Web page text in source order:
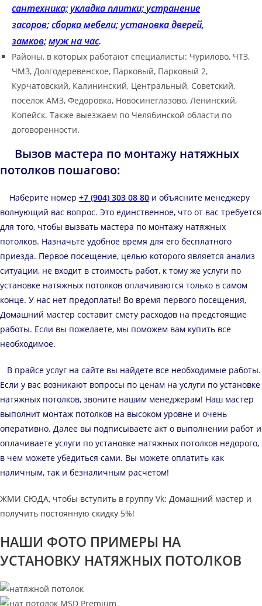
сантехника;укладка плитки;устранение
засоров;сборка мебели;установка дверей,
замков;муж на час.
Районы, в которых работают специалисты: Чурилово, ЧТЗ,
ЧМЗ, Долгодеревенское, Парковый, Парковый 2,
Курчатовский, Калининский, Центральный, Советский,
поселок АМЗ, Федоровка, Новосинеглазово, Ленинский,
Копейск. Также выезжаем по Челябинской области по
договоренности.
Вызов мастера по монтажу натяжных
потолков пошагово:
Наберите номер +7 (904) 303 08 80 и объясните менеджеру
волнующий вас вопрос. Это единственное, что от вас требуется
для того, чтобы вызвать мастера по монтажу натяжных
потолков. Назначьте удобное время для его бесплатного
приезда. Первое посещение, целью которого является анализ
ситуации, не входит в стоимость работ, к тому же услуги по
установке натяжных потолков оплачиваются только в самом
конце. У нас нет предоплаты! Во время первого посещения,
Домашний мастер составит смету расходов на предстоящие
работы. Если вы пожелаете, мы поможем вам купить все
необходимое.
В прайсе услуг на сайте вы найдете все необходимые работы.
Если у вас возникают вопросы по ценам на услуги по установке
натяжных потолков, звоните нашим менеджерам! Наш мастер
выполнит монтаж потолков на высоком уровне и очень
оперативно. Далее вы подписываете акт о выполнении работ и
оплачиваете услуги по установке натяжных потолков недорого,
в чем можете убедиться сами. Вы можете оплатить как
наличным, так и безналичным расчетом!
ЖМИ СЮДА, чтобы вступить в группу Vk: Домашний мастер и
получить постоянную скидку 5%!
НАШИ ФОТО ПРИМЕРЫ НА
УСТАНОВКУ НАТЯЖНЫХ ПОТОЛКОВ